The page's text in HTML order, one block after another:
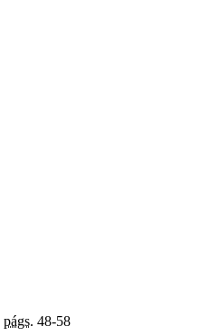
págs. 48-58